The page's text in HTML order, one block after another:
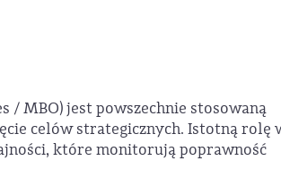
/ MBO) jest powszechnie stosowaną
celów strategicznych. Istotną rolę
które monitorują poprawność